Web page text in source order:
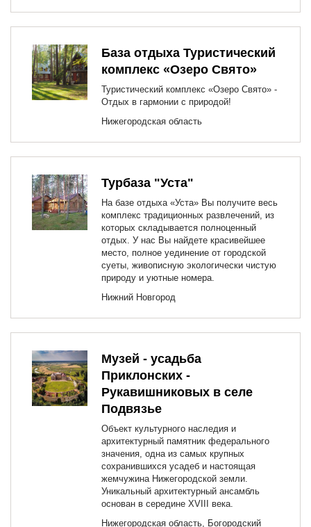
База отдыха Туристический
комплекс «Озеро Свято»
Туристический комплекс «Озеро Свято» -
Отдых в гармонии с природой!
Нижегородская область
Турбаза "Уста"
На базе отдыха «Уста» Вы получите весь
комплекс традиционных развлечений, из
которых складывается полноценный
отдых. У нас Вы найдете красивейшее
место, полное уединение от городской
суеты, живописную экологически чистую
природу и уютные номера.
Нижний Новгород
Музей - усадьба
Приклонских -
Рукавишниковых в селе
Подвязье
Объект культурного наследия и
архитектурный памятник федерального
значения, одна из самых крупных
сохранившихся усадеб и настоящая
жемчужина Нижегородской земли.
Уникальный архитектурный ансамбль
основан в середине XVIII века.
Нижегородская область, Богородский